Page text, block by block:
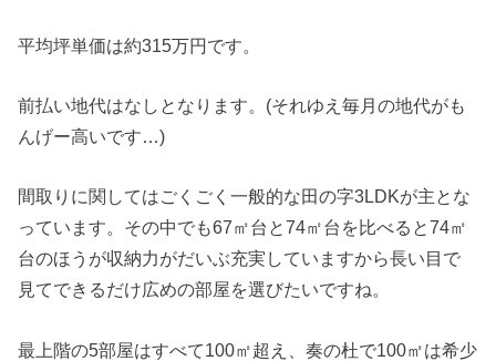
平均坪単価は約315万円です。
前払い地代はなしとなります。(それゆえ毎月の地代がも
んげー高いです…)
間取りに関してはごくごく一般的な田の字3LDKが主とな
っています。その中でも67㎡台と74㎡台を比べると74㎡
台のほうが収納力がだいぶ充実していますから長い目で
見てできるだけ広めの部屋を選びたいですね。
最上階の5部屋はすべて100㎡超え、奏の杜で100㎡は希少